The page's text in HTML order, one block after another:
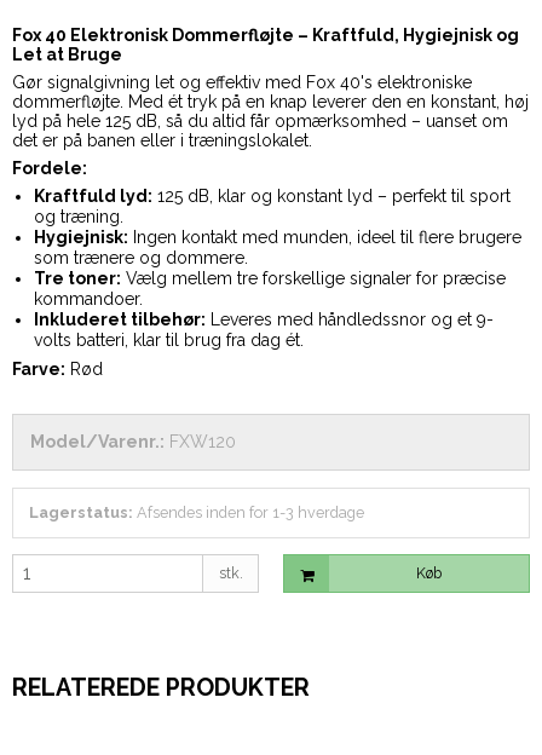
Fox 40 Elektronisk Dommerfløjte – Kraftfuld, Hygiejnisk og
Let at Bruge
Gør signalgivning let og effektiv med Fox 40's elektroniske
dommerfløjte. Med ét tryk på en knap leverer den en konstant, høj
lyd på hele 125 dB, så du altid får opmærksomhed – uanset om
det er på banen eller i træningslokalet.
Fordele:
Kraftfuld lyd: 125 dB, klar og konstant lyd – perfekt til sport
og træning.
Hygiejnisk: Ingen kontakt med munden, ideel til flere brugere
som trænere og dommere.
Tre toner: Vælg mellem tre forskellige signaler for præcise
kommandoer.
Inkluderet tilbehør: Leveres med håndledssnor og et 9-
volts batteri, klar til brug fra dag ét.
Farve: Rød
Model/Varenr.: FXW120
Lagerstatus: Afsendes inden for 1-3 hverdage
stk. Køb
RELATEREDE PRODUKTER